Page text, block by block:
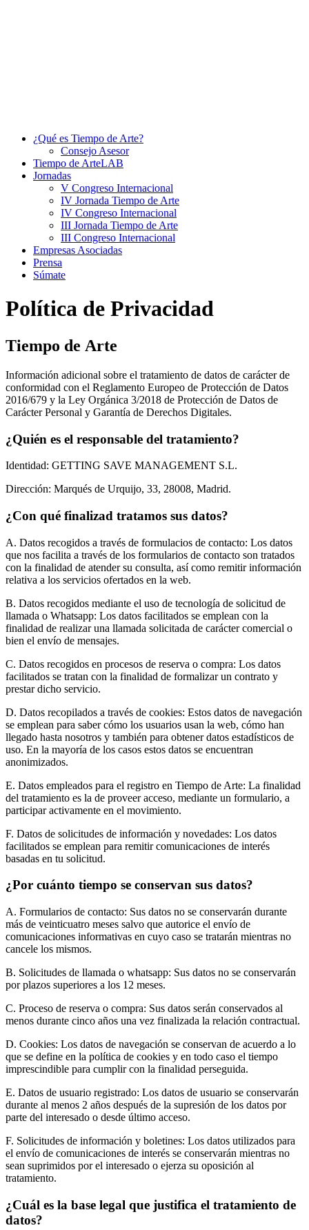
¿Qué es Tiempo de Arte?
Consejo Asesor
Tiempo de ArteLAB
Jornadas
V Congreso Internacional
IV Jornada Tiempo de Arte
IV Congreso Internacional
III Jornada Tiempo de Arte
III Congreso Internacional
Empresas Asociadas
Prensa
Súmate
Política de Privacidad
Tiempo de Arte
Información adicional sobre el tratamiento de datos de carácter de
conformidad con el Reglamento Europeo de Protección de Datos
2016/679 y la Ley Orgánica 3/2018 de Protección de Datos de
Carácter Personal y Garantía de Derechos Digitales.
¿Quién es el responsable del tratamiento?
Identidad: GETTING SAVE MANAGEMENT S.L.
Dirección: Marqués de Urquijo, 33, 28008, Madrid.
¿Con qué finalizad tratamos sus datos?
A. Datos recogidos a través de formulacios de contacto: Los datos
que nos facilita a través de los formularios de contacto son tratados
con la finalidad de atender su consulta, así como remitir información
relativa a los servicios ofertados en la web.
B. Datos recogidos mediante el uso de tecnología de solicitud de
llamada o Whatsapp: Los datos facilitados se emplean con la
finalidad de realizar una llamada solicitada de carácter comercial o
bien el envío de mensajes.
C. Datos recogidos en procesos de reserva o compra: Los datos
facilitados se tratan con la finalidad de formalizar un contrato y
prestar dicho servicio.
D. Datos recopilados a través de cookies: Estos datos de navegación
se emplean para saber cómo los usuarios usan la web, cómo han
llegado hasta nosotros y también para obtener datos estadísticos de
uso. En la mayoría de los casos estos datos se encuentran
anonimizados.
E. Datos empleados para el registro en Tiempo de Arte: La finalidad
del tratamiento es la de proveer acceso, mediante un formulario, a
participar activamente en el movimiento.
F. Datos de solicitudes de información y novedades: Los datos
facilitados se emplean para remitir comunicaciones de interés
basadas en tu solicitud.
¿Por cuánto tiempo se conservan sus datos?
A. Formularios de contacto: Sus datos no se conservarán durante
más de veinticuatro meses salvo que autorice el envío de
comunicaciones informativas en cuyo caso se tratarán mientras no
cancele los mismos.
B. Solicitudes de llamada o whatsapp: Sus datos no se conservarán
por plazos superiores a los 12 meses.
C. Proceso de reserva o compra: Sus datos serán conservados al
menos durante cinco años una vez finalizada la relación contractual.
D. Cookies: Los datos de navegación se conservan de acuerdo a lo
que se define en la política de cookies y en todo caso el tiempo
imprescindible para cumplir con la finalidad perseguida.
E. Datos de usuario registrado: Los datos de usuario se conservarán
durante al menos 2 años después de la supresión de los datos por
parte del interesado o desde último acceso.
F. Solicitudes de información y boletines: Los datos utilizados para
el envío de comunicaciones de interés se conservarán mientras no
sean suprimidos por el interesado o ejerza su oposición al
tratamiento.
¿Cuál es la base legal que justifica el tratamiento de
datos?